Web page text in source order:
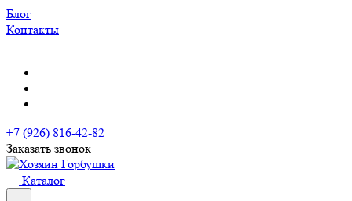
Блог
Контакты
+7 (926) 816-42-82
Заказать звонок
Каталог